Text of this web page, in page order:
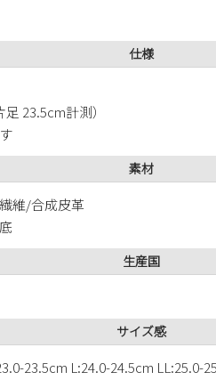
仕様
23.5cm計測）
素材
維/合成皮革
生産国
サイズ感
23.5cm L:24.0-24.5cm LL:25.0-